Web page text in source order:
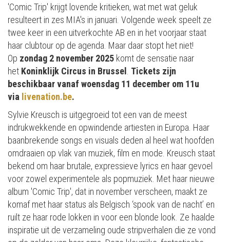
'Comic Trip' krijgt lovende kritieken, wat met wat geluk
resulteert in zes MIA's in januari. Volgende week speelt ze
twee keer in een uitverkochte AB en in het voorjaar staat
haar clubtour op de agenda. Maar daar stopt het niet!
Op zondag 2 november 2025 komt de sensatie naar
het Koninklijk Circus in Brussel Tickets zijn
beschikbaar vanaf woensdag 11 december om 11u
via livenation.be.
Sylvie Kreusch is uitgegroeid tot een van de meest
indrukwekkende en opwindende artiesten in Europa. Haar
baanbrekende songs en visuals deden al heel wat hoofden
omdraaien op vlak van muziek, film en mode. Kreusch staat
bekend om haar brutale, expressieve lyrics en haar gevoel
voor zowel experimentele als popmuziek. Met haar nieuwe
album 'Comic Trip', dat in november verscheen, maakt ze
komaf met haar status als Belgisch ‘spook van de nacht’ en
ruilt ze haar rode lokken in voor een blonde look. Ze haalde
inspiratie uit de verzameling oude stripverhalen die ze vond